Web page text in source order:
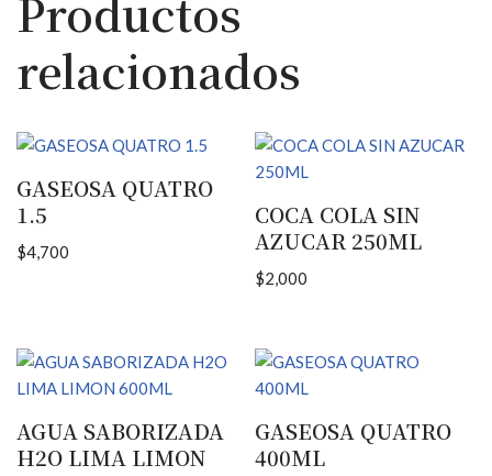
Productos
relacionados
GASEOSA QUATRO
1.5
$4,700
COCA COLA SIN
AZUCAR 250ML
$2,000
AGUA SABORIZADA
H2O LIMA LIMON
GASEOSA QUATRO
400ML